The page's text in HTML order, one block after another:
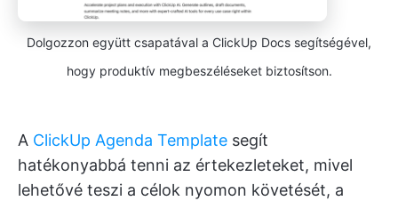
Dolgozzon együtt csapatával a ClickUp Docs segítségével,
hogy produktív megbeszéléseket biztosítson.
A ClickUp Agenda Template segít
hatékonyabbá tenni az értekezleteket, mivel
lehetővé teszi a célok nyomon követését, a